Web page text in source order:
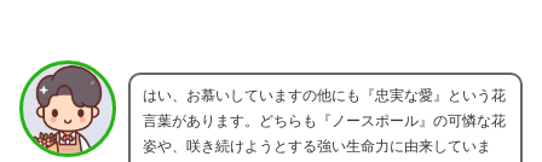
はい、お慕いしていますの他にも『忠実な愛』という花
言葉があります。どちらも『ノースポール』の可憐な花
姿や、咲き続けようとする強い生命力に由来していま